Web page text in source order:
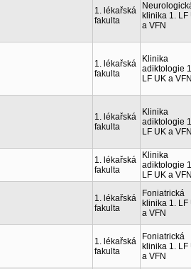
1. lékařská
fakulta
klinika 1. LF
a VFN
1. lékařská
fakulta
Klinika
adiktologie
LF UK a
1. lékařská
fakulta
Klinika
adiktologie
LF UK a
1. lékařská
fakulta
Klinika
adiktologie
LF UK a
1. lékařská
fakulta
Foniatrická
klinika 1. LF
a VFN
1. lékařská
fakulta
Foniatrická
klinika 1. LF
a VFN